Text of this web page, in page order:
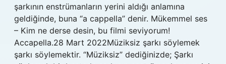
şarkının enstrümanların yerini aldığı anlamına
geldiğinde, buna “a cappella” denir. Mükemmel ses
– Kim ne derse desin, bu filmi seviyorum!
Accapella.28 Mart 2022Müziksiz şarkı söylemek
şarkı söylemektir. “Müziksiz” dediğinizde; Şarkı